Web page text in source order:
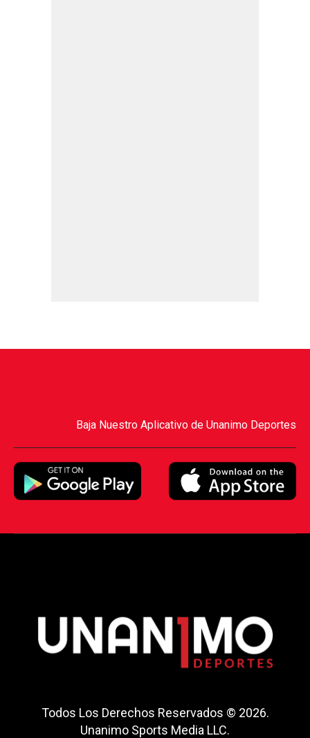
Baja Nuestro Aplicativo de Unanimo Deportes
Todos Los Derechos Reservados © 2026.
Unanimo Sports Media LLC.